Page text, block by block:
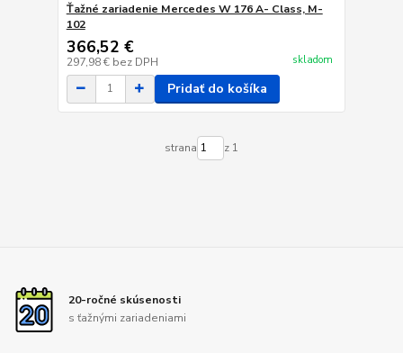
Ťažné zariadenie Mercedes W 176 A- Class, M-
102
366,52 €
297,98 € bez DPH skladom
Pridať do košíka
strana z 1
20-ročné skúsenosti
s ťažnými zariadeniami